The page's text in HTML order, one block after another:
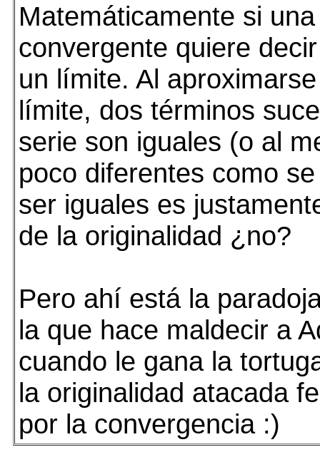
Matemáticamente si
convergente quiere
un límite. Al
límite, dos términos
serie son iguales (o al
poco diferentes como
ser iguales es
de la originalidad ¿no?
Pero ahí está la
la que hace maldecir a
cuando le gana la
la originalidad atacada
por la convergencia :)